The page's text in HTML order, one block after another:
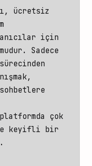
ücretsiz
için
Sadece
çok
keyifli bir